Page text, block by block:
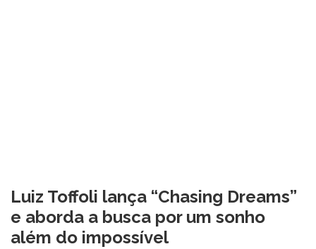
Luiz Toffoli lança “Chasing Dreams”
e aborda a busca por um sonho
além do impossível